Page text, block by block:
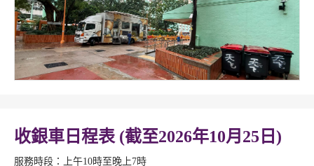
收銀車日程表 (截至2026年10月25日)
服務時段：上午10時至晚上7時